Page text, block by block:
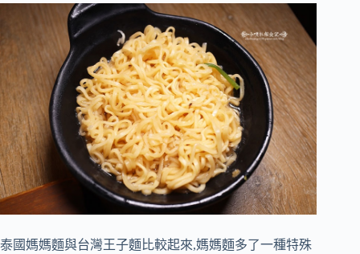
泰國媽媽麵與台灣王子麵比較起來,媽媽麵多了一種特殊